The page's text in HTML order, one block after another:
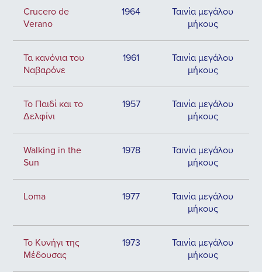
Crucero de
Verano
1964
Ταινία μεγάλου
μήκους
Τα κανόνια του
Ναβαρόνε
1961
Ταινία μεγάλου
μήκους
Το Παιδί και το
Δελφίνι
1957
Ταινία μεγάλου
μήκους
Walking in the
Sun
1978
Ταινία μεγάλου
μήκους
Loma 1977
Ταινία μεγάλου
μήκους
Το Κυνήγι της
Μέδουσας
1973
Ταινία μεγάλου
μήκους